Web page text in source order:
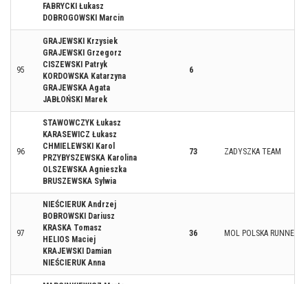
FABRYCKI Łukasz
DOBROGOWSKI Marcin
95
GRAJEWSKI Krzysiek
GRAJEWSKI Grzegorz
CISZEWSKI Patryk
KORDOWSKA Katarzyna
GRAJEWSKA Agata
JABŁOŃSKI Marek
6
96
STAWOWCZYK Łukasz
KARASEWICZ Łukasz
CHMIELEWSKI Karol
PRZYBYSZEWSKA Karolina
OLSZEWSKA Agnieszka
BRUSZEWSKA Sylwia
73 ZADYSZKA TEAM
97
NIEŚCIERUK Andrzej
BOBROWSKI Dariusz
KRASKA Tomasz
HELIOS Maciej
KRAJEWSKI Damian
NIEŚCIERUK Anna
36 MOL POLSKA RUNNERS